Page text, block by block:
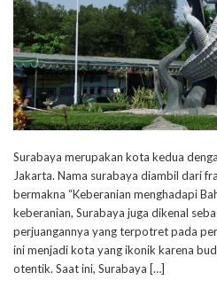
Surabaya merupakan kota kedua
Jakarta. Nama surabaya diambil dari
bermakna “Keberanian menghadapi
keberanian, Surabaya juga dikenal
perjuangannya yang terpotret pada
ini menjadi kota yang ikonik karena
otentik. Saat ini, Surabaya […]